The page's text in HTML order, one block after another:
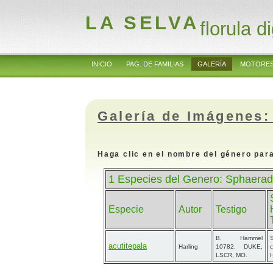
LA SELVAflorula
INICIO PAG. DE FAMILIAS GALERÍA
Galería de
Haga clic en el nombre del género
1 Especies del Genero:
Especie Autor Testigo
acutitepala Harling
B. Hammel
10782, DUKE,
LSCR, MO.